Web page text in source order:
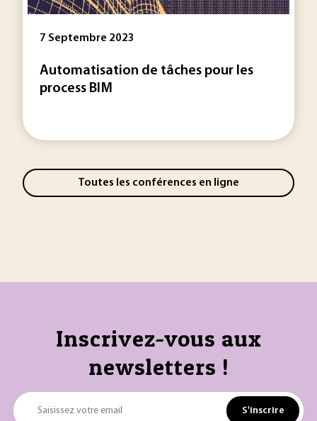
7 Septembre 2023
Automatisation de tâches pour les
process BIM
Toutes les conférences en ligne
Inscrivez-vous aux
newsletters !
Saisissez votre email S'inscrire